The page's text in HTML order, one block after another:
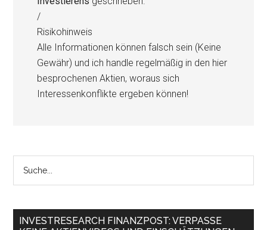
/
Risikohinweis
Alle Informationen können falsch sein (Keine
Gewähr) und ich handle regelmäßig in den hier
besprochenen Aktien, woraus sich
Interessenkonflikte ergeben können!
INVESTRESEARCH FINANZPOST: VERPASSE